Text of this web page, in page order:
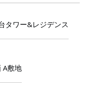
タワー&レジデンス
敷地